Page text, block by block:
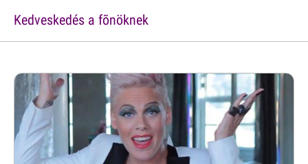
Kedveskedés a fõnöknek